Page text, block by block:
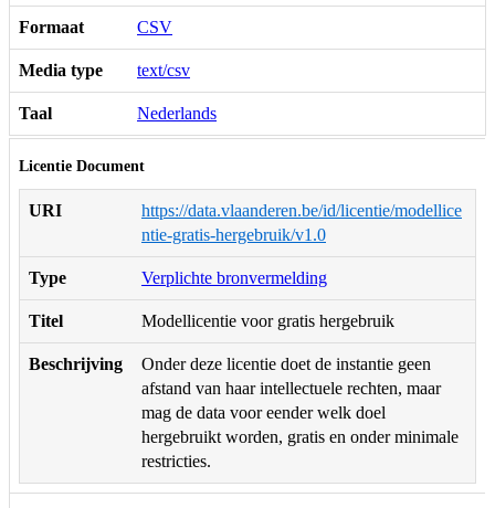
Formaat CSV
Media type text/csv
Taal Nederlands
Licentie Document
URI
https://data.vlaanderen.be/id/licentie/modellice
ntie-gratis-hergebruik/v1.0
Type Verplichte bronvermelding
Titel Modellicentie voor gratis hergebruik
Beschrijving
Onder deze licentie doet de instantie geen
afstand van haar intellectuele rechten, maar
mag de data voor eender welk doel
hergebruikt worden, gratis en onder minimale
restricties.